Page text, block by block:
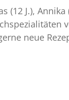
J.), Annika
neue